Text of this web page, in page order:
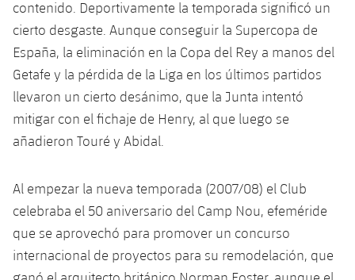
contenido. Deportivamente la temporada significó un
cierto desgaste. Aunque conseguir la Supercopa de
España, la eliminación en la Copa del Rey a manos del
Getafe y la pérdida de la Liga en los últimos partidos
llevaron un cierto desánimo, que la Junta intentó
mitigar con el fichaje de Henry, al que luego se
añadieron Touré y Abidal.
Al empezar la nueva temporada (2007/08) el Club
celebraba el 50 aniversario del Camp Nou, efeméride
que se aprovechó para promover un concurso
internacional de proyectos para su remodelación, que